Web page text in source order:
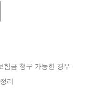
험금 청구 가능한 경우
리